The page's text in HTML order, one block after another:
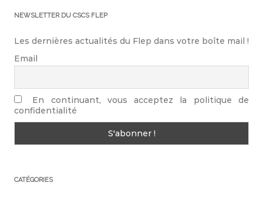
NEWSLETTER DU CSCS FLEP
Les dernières actualités du Flep dans votre boîte mail !
Email
En continuant, vous acceptez la politique de
confidentialité
CATÉGORIES